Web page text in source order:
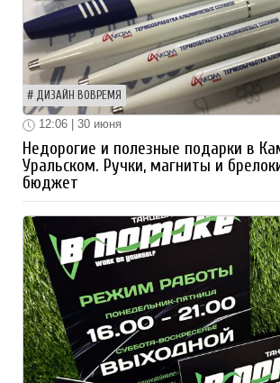
ДИЗАЙН ВОВРЕМЯ
12:06 | 30 июня
Недорогие и полезные подарки в
Уральском. Ручки, магниты и
бюджет